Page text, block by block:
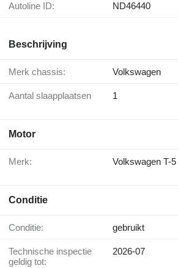
Autoline ID: ND46440
Beschrijving
Merk chassis: Volkswagen
Aantal slaapplaatsen 1
Motor
Merk: Volkswagen T-5
Conditie
Conditie: gebruikt
Technische inspectie
geldig tot:
2026-07